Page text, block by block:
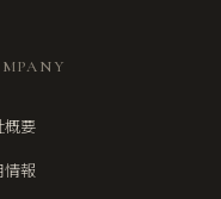
概要
情報